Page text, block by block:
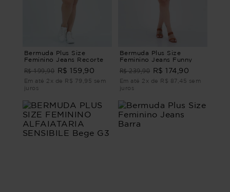
Bermuda Plus Size
Feminino Jeans Recorte
R$ 199,90 R$ 159,90
Em até 2x de R$ 79,95 sem
juros
Bermuda Plus Size
Feminino Jeans Funny
R$ 239,90 R$ 174,90
Em até 2x de R$ 87,45 sem
juros